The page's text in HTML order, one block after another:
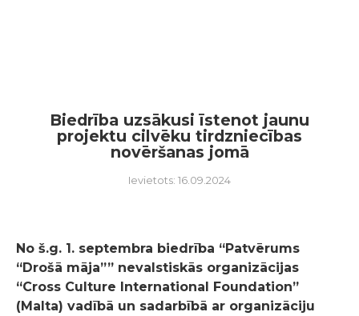
Biedrība uzsākusi īstenot jaunu
projektu cilvēku tirdzniecības
novēršanas jomā
Ievietots: 16.09.2024
No š.g. 1. septembra biedrība “Patvērums
“Drošā māja”” nevalstiskās organizācijas
“Cross Culture International Foundation”
(Malta) vadībā un sadarbībā ar organizāciju